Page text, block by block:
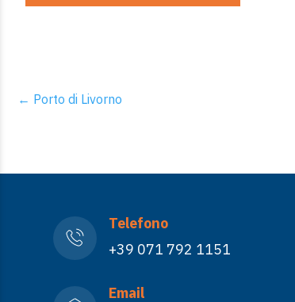
← Porto di Livorno
Telefono
+39 071 792 1151
Email